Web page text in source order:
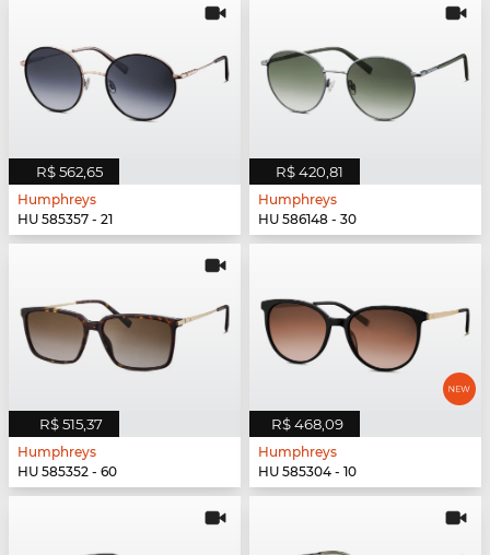
R$ 562,65
Humphreys
HU 585357 - 21
R$ 420,81
Humphreys
HU 586148 - 30
R$ 515,37
Humphreys
HU 585352 - 60
R$ 468,09
Humphreys
HU 585304 - 10